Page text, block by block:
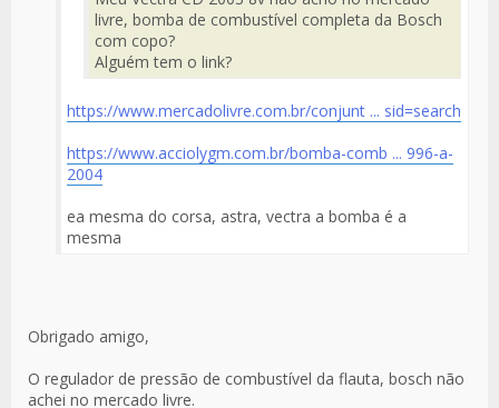
Mensaje
livre, bomba de combustível completa da Bosch
com copo?
Alguém tem o link?
https://www.mercadolivre.com.br/conjunt ... sid=search
https://www.acciolygm.com.br/bomba-comb ... 996-a-
2004
ea mesma do corsa, astra, vectra a bomba é a
mesma
Obrigado amigo,
O regulador de pressão de combustível da flauta, bosch não
achei no mercado livre.